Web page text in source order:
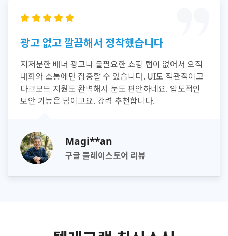
광고 없고 깔끔해서 정착했습니다
지저분한 배너 광고나 불필요한 쇼핑 탭이 없어서 오직
대화와 소통에만 집중할 수 있습니다. UI도 직관적이고
다크모드 지원도 완벽해서 눈도 편안하네요. 압도적인
보안 기능은 덤이고요. 강력 추천합니다.
Magi**an
구글 플레이스토어 리뷰